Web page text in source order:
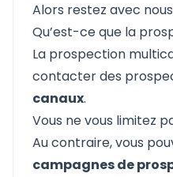
Alors restez avec
Qu’est-ce que la
La prospection
contacter des
canaux.
Vous ne vous limitez
Au contraire, vous
campagnes de